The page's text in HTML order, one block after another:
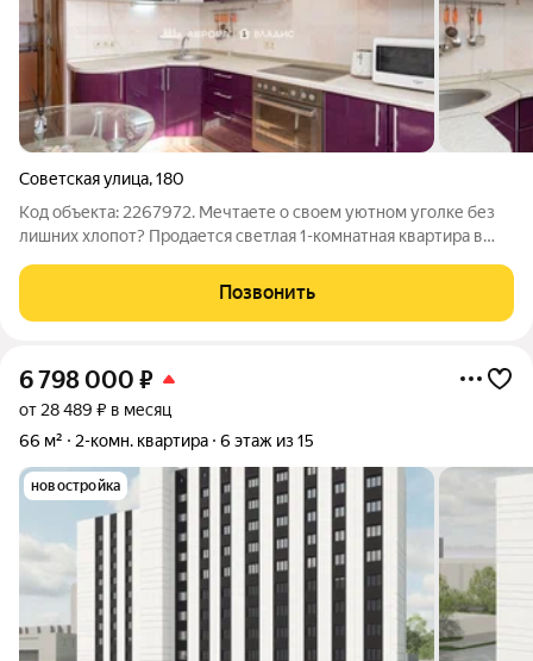
Советская улица,180
Код объекта: 2267972. Мечтаете о своем уютном уголке без
лишних хлопот? Продается светлая 1-комнатная квартира в
Из окон квартиры открывается шикарный вид, который
прилагается бесплатно.
Позвонить
6 798 000 ₽
от 28 489 ₽ в месяц
66 м²
2-комн. квартира 6 этаж из 15
новостройка